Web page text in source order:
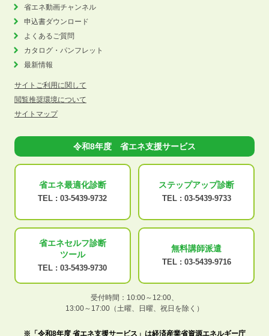
省エネ動画チャンネル
申込書ダウンロード
よくあるご質問
カタログ・パンフレット
最新情報
サイトご利用に関して
閲覧推奨環境について
サイトマップ
令和8年度 省エネ支援サービス
省エネ最適化診断
TEL : 03-5439-9732
ステップアップ診断
TEL : 03-5439-9733
省エネセルフ診断
ツール
TEL : 03-5439-9730
無料講師派遣
TEL : 03-5439-9716
受付時間：10:00～12:00、
13:00～17:00（土曜、日曜、祝日を除く）
※「令和8年度 省エネ支援サービス」は経済産業省資源エネルギー庁